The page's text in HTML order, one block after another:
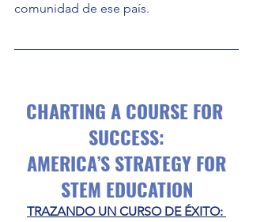
comunidad de ese país.
CHARTING A COURSE FOR
SUCCESS:
STEM EDUCATION
TRAZANDO UN CURSO DE ÉXITO: